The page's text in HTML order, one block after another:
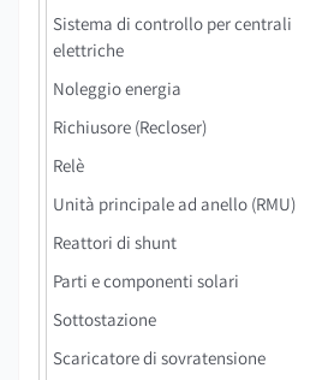
Sistema di controllo per centrali
elettriche
Noleggio energia
Richiusore (Recloser)
Relè
Unità principale ad anello (RMU)
Reattori di shunt
Parti e componenti solari
Sottostazione
Scaricatore di sovratensione